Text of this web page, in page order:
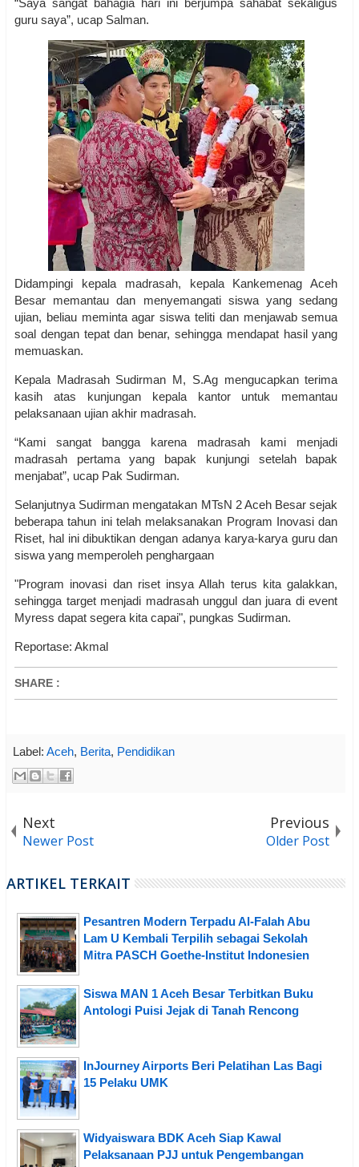
“Saya sangat bahagia hari ini berjumpa sahabat sekaligus
guru saya”, ucap Salman.
Didampingi kepala madrasah, kepala Kankemenag Aceh
Besar memantau dan menyemangati siswa yang sedang
ujian, beliau meminta agar siswa teliti dan menjawab semua
soal dengan tepat dan benar, sehingga mendapat hasil yang
memuaskan.
Kepala Madrasah Sudirman M, S.Ag mengucapkan terima
kasih atas kunjungan kepala kantor untuk memantau
pelaksanaan ujian akhir madrasah.
“Kami sangat bangga karena madrasah kami menjadi
madrasah pertama yang bapak kunjungi setelah bapak
menjabat”, ucap Pak Sudirman.
Selanjutnya Sudirman mengatakan MTsN 2 Aceh Besar sejak
beberapa tahun ini telah melaksanakan Program Inovasi dan
Riset, hal ini dibuktikan dengan adanya karya-karya guru dan
siswa yang memperoleh penghargaan
"Program inovasi dan riset insya Allah terus kita galakkan,
sehingga target menjadi madrasah unggul dan juara di event
Myress dapat segera kita capai", pungkas Sudirman.
Reportase: Akmal
SHARE :
Label: Aceh, Berita, Pendidikan
Next
Newer Post
Previous
Older Post
ARTIKEL TERKAIT
Pesantren Modern Terpadu Al-Falah Abu
Lam U Kembali Terpilih sebagai Sekolah
Mitra PASCH Goethe-Institut Indonesien
Siswa MAN 1 Aceh Besar Terbitkan Buku
Antologi Puisi Jejak di Tanah Rencong
InJourney Airports Beri Pelatihan Las Bagi
15 Pelaku UMK
Widyaiswara BDK Aceh Siap Kawal
Pelaksanaan PJJ untuk Pengembangan